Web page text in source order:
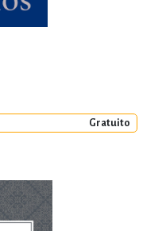
Gratuito